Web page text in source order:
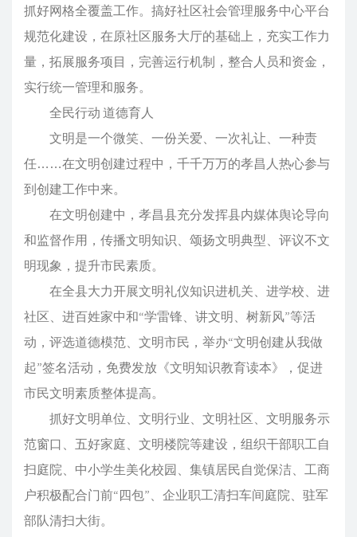
抓好网格全覆盖工作。搞好社区社会管理服务中心平台
规范化建设，在原社区服务大厅的基础上，充实工作力
量，拓展服务项目，完善运行机制，整合人员和资金，
实行统一管理和服务。
全民行动 道德育人
文明是一个微笑、一份关爱、一次礼让、一种责
任……在文明创建过程中，千千万万的孝昌人热心参与
到创建工作中来。
在文明创建中，孝昌县充分发挥县内媒体舆论导向
和监督作用，传播文明知识、颂扬文明典型、评议不文
明现象，提升市民素质。
在全县大力开展文明礼仪知识进机关、进学校、进
社区、进百姓家中和“学雷锋、讲文明、树新风”等活
动，评选道德模范、文明市民，举办“文明创建从我做
起”签名活动，免费发放《文明知识教育读本》，促进
市民文明素质整体提高。
抓好文明单位、文明行业、文明社区、文明服务示
范窗口、五好家庭、文明楼院等建设，组织干部职工自
扫庭院、中小学生美化校园、集镇居民自觉保洁、工商
户积极配合门前“四包”、企业职工清扫车间庭院、驻军
部队清扫大街。